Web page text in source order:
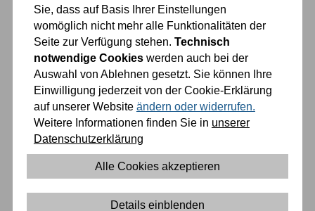
Sie, dass auf Basis Ihrer Einstellungen
womöglich nicht mehr alle Funktionalitäten der
Seite zur Verfügung stehen. Technisch
notwendige Cookieswerden auch bei der
Auswahl von Ablehnen gesetzt. Sie können Ihre
Einwilligung jederzeit von der Cookie-Erklärung
auf unserer Website ändern oder widerrufen.
Weitere Informationen finden Sie in unserer
Datenschutzerklärung
Alle Cookies akzeptieren
Details einblenden
Sie befinden sich gerade hier:
18.05.2026 – 24.05.2026